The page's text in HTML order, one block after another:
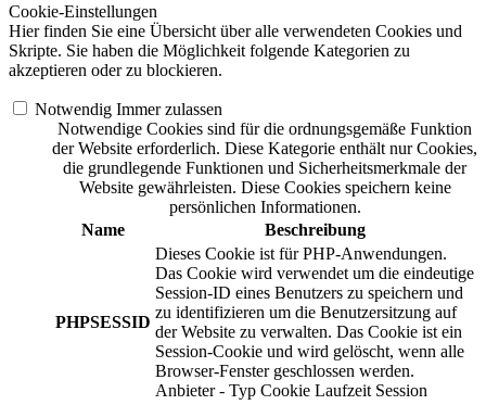
Cookie-Einstellungen
Hier finden Sie eine Übersicht über alle verwendeten Cookies und
Skripte. Sie haben die Möglichkeit folgende Kategorien zu
akzeptieren oder zu blockieren.
Notwendig Immer zulassen
Notwendige Cookies sind für die ordnungsgemäße Funktion
der Website erforderlich. Diese Kategorie enthält nur Cookies,
die grundlegende Funktionen und Sicherheitsmerkmale der
Website gewährleisten. Diese Cookies speichern keine
persönlichen Informationen.
Name
Beschreibung
PHPSESSID
Dieses Cookie ist für PHP-Anwendungen.
Das Cookie wird verwendet um die eindeutige
Session-ID eines Benutzers zu speichern und
zu identifizieren um die Benutzersitzung auf
der Website zu verwalten. Das Cookie ist ein
Session-Cookie und wird gelöscht, wenn alle
Browser-Fenster geschlossen werden.
Anbieter - Typ Cookie Laufzeit Session